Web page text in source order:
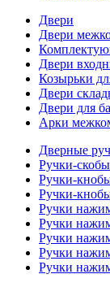
Двери
Двери
Двери
Козырьки
Двери
Двери для
Арки
Дверные
Ручки-скобы
Ручки-
Ручки-
Ручки
Ручки
Ручки
Ручки
Ручки